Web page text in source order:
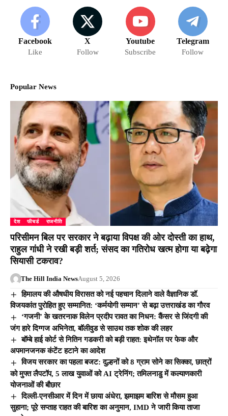
Facebook
Like
X
Follow
Youtube
Subscribe
Telegram
Follow
Popular News
देश फीचर्ड राजनीति
परिसीमन बिल पर सरकार ने बढ़ाया विपक्ष की ओर दोस्ती का हाथ,
राहुल गांधी ने रखी बड़ी शर्त; संसद का गतिरोध खत्म होगा या बढ़ेगा
सियासी टकराव?
The Hill India NewsAugust 5, 2026
हिमालय की औषधीय विरासत को नई पहचान दिलाने वाले वैज्ञानिक डॉ.
विजयकांत पुरोहित हुए सम्मानित: ‘कर्मयोगी सम्मान’ से बढ़ा उत्तराखंड का गौरव
‘गजनी’ के खतरनाक विलेन प्रदीप रावत का निधन: कैंसर से जिंदगी की
जंग हारे दिग्गज अभिनेता, बॉलीवुड से साउथ तक शोक की लहर
बॉम्बे हाई कोर्ट से नितिन गडकरी को बड़ी राहत: इथेनॉल पर फेक और
अपमानजनक कंटेंट हटाने का आदेश
विजय सरकार का पहला बजट: दुल्हनों को 8 ग्राम सोने का सिक्का, छात्रों
को मुफ्त लैपटॉप, 5 लाख युवाओं को AI ट्रेनिंग; तमिलनाडु में कल्याणकारी
योजनाओं की बौछार
दिल्ली-एनसीआर में दिन में छाया अंधेरा, झमाझम बारिश से मौसम हुआ
सुहाना; पूरे सप्ताह राहत की बारिश का अनुमान, IMD ने जारी किया ताजा